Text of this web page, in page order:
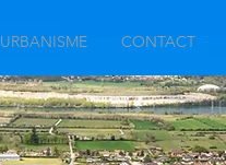
URBANISME CONTACT